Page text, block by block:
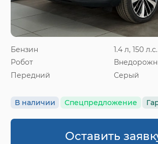
Бензин
1.4 л, 150 л.с.
Робот
Передний
Серый
В наличии Спецпредложение
Оставить